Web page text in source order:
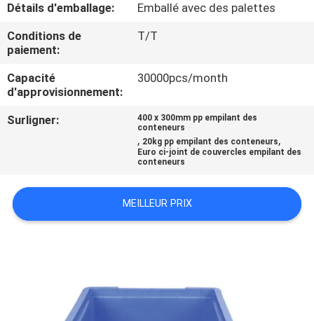
L'USINE
CONTRÔLE
QUALITÉ
CONTACTEZ-
DEMANDEZ
UN
Détails d'emballage:
Emballé avec des palettes
Conditions de
paiement:
T/T
Capacité
d'approvisionnement:
30000pcs/month
Surligner:
400 x 300mm pp empilant des
conteneurs
, 20kg pp empilant des conteneurs,
Euro ci-joint de couvercles empilant des
conteneurs
MEILLEUR PRIX